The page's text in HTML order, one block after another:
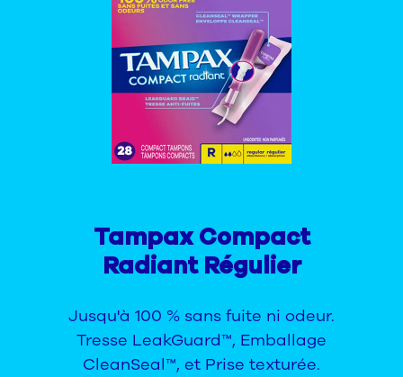
Tampax Compact
Radiant Régulier
Jusqu'à 100 % sans fuite ni odeur.
Tresse LeakGuard™, Emballage
CleanSeal™, et Prise texturée.